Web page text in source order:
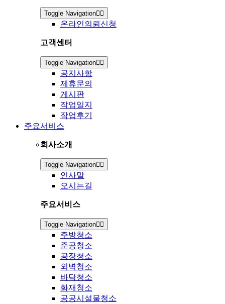
Toggle Navigation
온라인의뢰신청
고객센터
Toggle Navigation
공지사항
제휴문의
게시판
작업일지
작업후기
주요서비스
회사소개
Toggle Navigation
인사말
오시는길
주요서비스
Toggle Navigation
주방청소
준공청소
공장청소
외벽청소
바닥청소
화재청소
공공시설물청소